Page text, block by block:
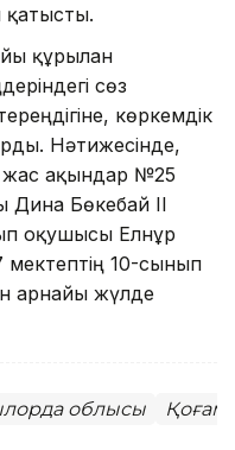
қатысты.
құрылған
сөз
көркемдік
Нәтижесінде,
жас ақындар №25
Бөкебай ІІ
оқушысы Елнұр
10-сынып
арнайы жүлде
облысы Қоғам